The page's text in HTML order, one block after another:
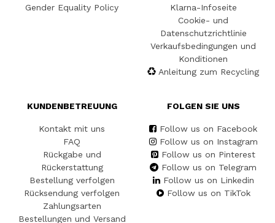
Gender Equality Policy
Klarna-Infoseite
Cookie- und
Datenschutzrichtlinie
Verkaufsbedingungen und
Konditionen
Anleitung zum Recycling
KUNDENBETREUUNG
Kontakt mit uns
FAQ
Rückgabe und
Rückerstattung
Bestellung verfolgen
Rücksendung verfolgen
Zahlungsarten
Bestellungen und Versand
FOLGEN SIE UNS
Follow us on Facebook
Follow us on Instagram
Follow us on Pinterest
Follow us on Telegram
Follow us on Linkedin
Follow us on TikTok